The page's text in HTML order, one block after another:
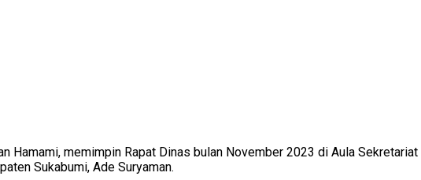
Hamami, memimpin Rapat Dinas bulan November 2023 di Aula
Sukabumi, Ade Suryaman.